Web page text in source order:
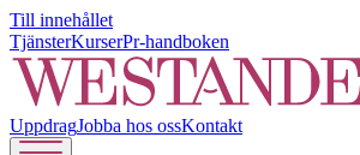
Till innehållet
TjänsterKurserPr-handboken
UppdragJobba hos ossKontakt